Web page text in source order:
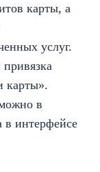
карты, а
услуг.
карты».
в
в интерфейсе